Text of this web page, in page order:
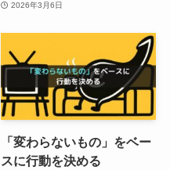
2026年3月6日
「変わらないもの」をベー
スに行動を決める